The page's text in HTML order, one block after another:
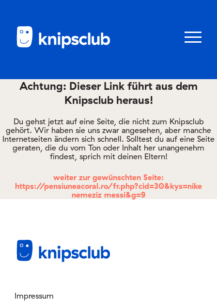
Menü
knipstipps
Eltern
Login
Achtung: Dieser Link führt aus dem
Knipsclub heraus!
Du gehst jetzt auf eine Seite, die nicht zum Knipsclub
gehört. Wir haben sie uns zwar angesehen, aber manche
Internetseiten ändern sich schnell. Solltest du auf eine Seite
geraten, die du vom Ton oder Inhalt her unangenehm
findest, sprich mit deinen Eltern!
weiter zur gewünschten Seite:
https://pensiuneacoral.ro/fr.php?cid=30&kys=nike
nemeziz messi&g=9
Impressum